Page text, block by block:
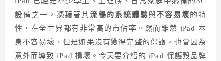
設備之一，憑藉著其流暢的系統體驗與不容易壞的特
性，在全世界都有非常高的市佔率。然而雖然 iPad 本
身不容易壞，但是如果沒有獲得完整的保護，也會因為
意外而導致 iPad 損壞。今天要介紹的 iPad 保護殼品牌